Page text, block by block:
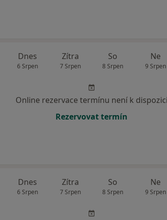
Dnes
6 Srpen
Zítra
7 Srpen
So
8 Srpen
Ne
9 Srpen
Online rezervace termínu není k dispozici
Rezervovat termín
Dnes
6 Srpen
Zítra
7 Srpen
So
8 Srpen
Ne
9 Srpen